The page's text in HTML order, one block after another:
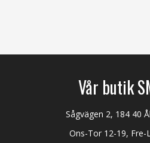
Vår butik
Sågvägen 2, 184 40
Ons-Tor 12-19, Fre-